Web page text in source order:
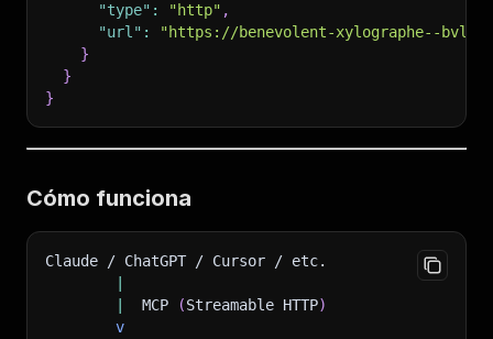
"type" : "http" ,
"url" :
"https://benevolent-xylographe--bvl-
}
}
}
Cómo funciona
Claude / ChatGPT / Cursor / etc.
  MCP
(Streamable HTTP)
v